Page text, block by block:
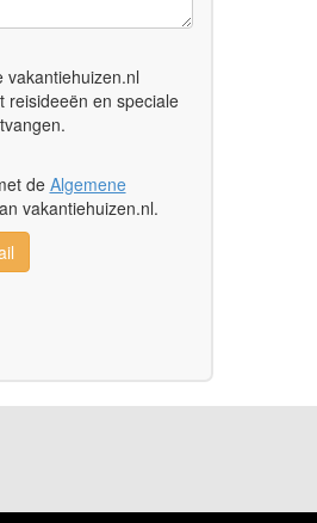
vakantiehuizen.nl
reisideeën en speciale
de Algemene
vakantiehuizen.nl.